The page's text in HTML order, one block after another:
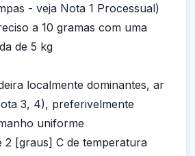
- veja Nota 1 Processual)
a 10 gramas com uma
de 5 kg
localmente dominantes, ar
3, 4), preferivelmente
uniforme
2 [graus] C de temperatura